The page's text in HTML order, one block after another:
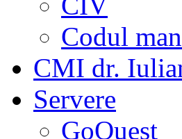
Codul
CMI dr.
Servere
GoQuest